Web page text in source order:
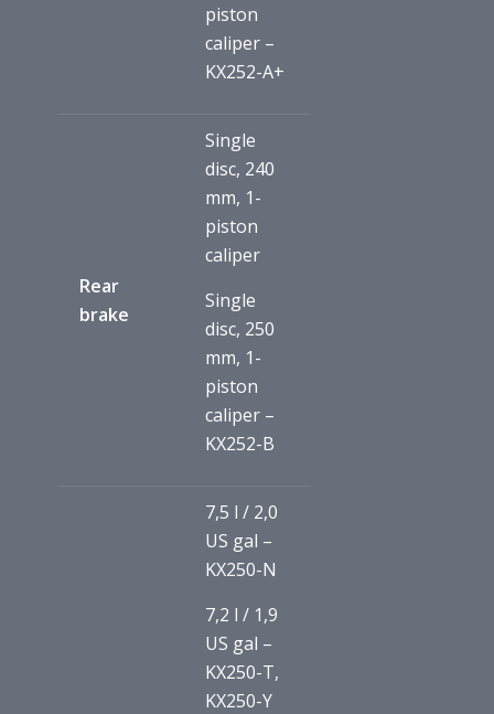
piston
caliper –
KX252-A+
Rear
brake
Single
disc, 240
mm, 1-
piston
caliper
Single
disc, 250
mm, 1-
piston
caliper –
KX252-B
7,5 l / 2,0
US gal –
KX250-N
7,2 l / 1,9
US gal –
KX250-T,
KX250-Y